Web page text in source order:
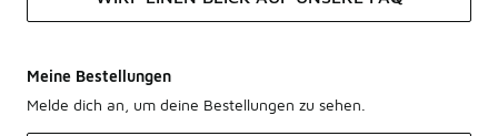
Meine Bestellungen
Melde dich an, um deine Bestellungen zu sehen.